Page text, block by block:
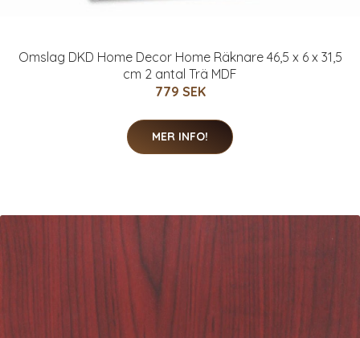
Omslag DKD Home Decor Home Räknare 46,5 x 6 x 31,5
cm 2 antal Trä MDF
779 SEK
MER INFO!